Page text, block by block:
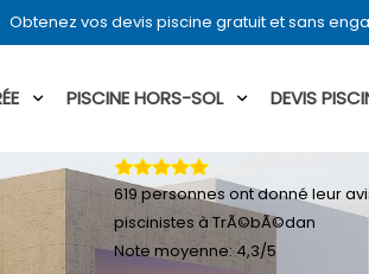
Obtenez vos devis piscine gratuit et sans
PISCINE HORS-SOL DEVIS
619personnes ont donné leur
piscinistes à TrÃ©bÃ©dan
Note moyenne:4,3/5